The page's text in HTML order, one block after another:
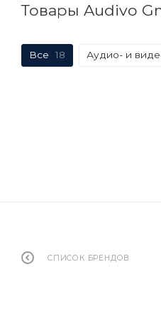
Товары Audivo
Все 18 Аудио- и
СПИСОК БРЕНДОВ